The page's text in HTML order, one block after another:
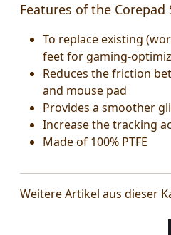
Features of the Corepad
To replace existing
feet for gaming-
Reduces the friction
and mouse pad
Provides a smoother
Increase the tracking
Made of 100% PTFE
Weitere Artikel aus dieser